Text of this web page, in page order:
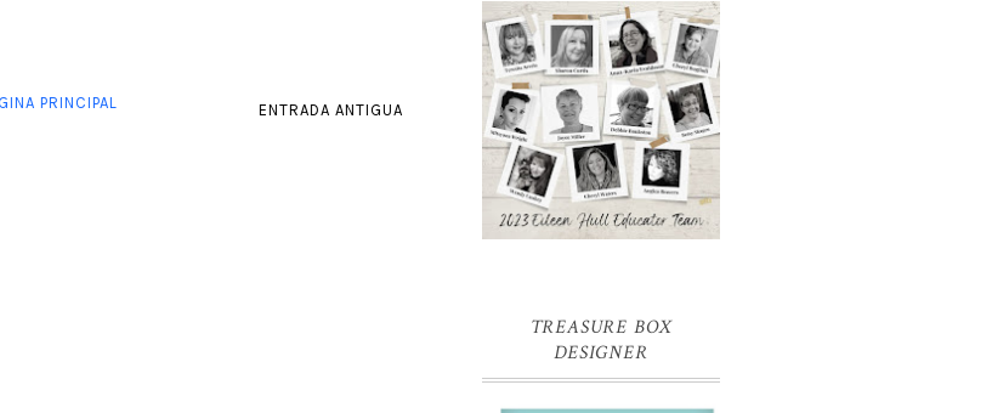
ENTRADA ANTIGUA
PRINCIPAL
TREASURE BOX
DESIGNER